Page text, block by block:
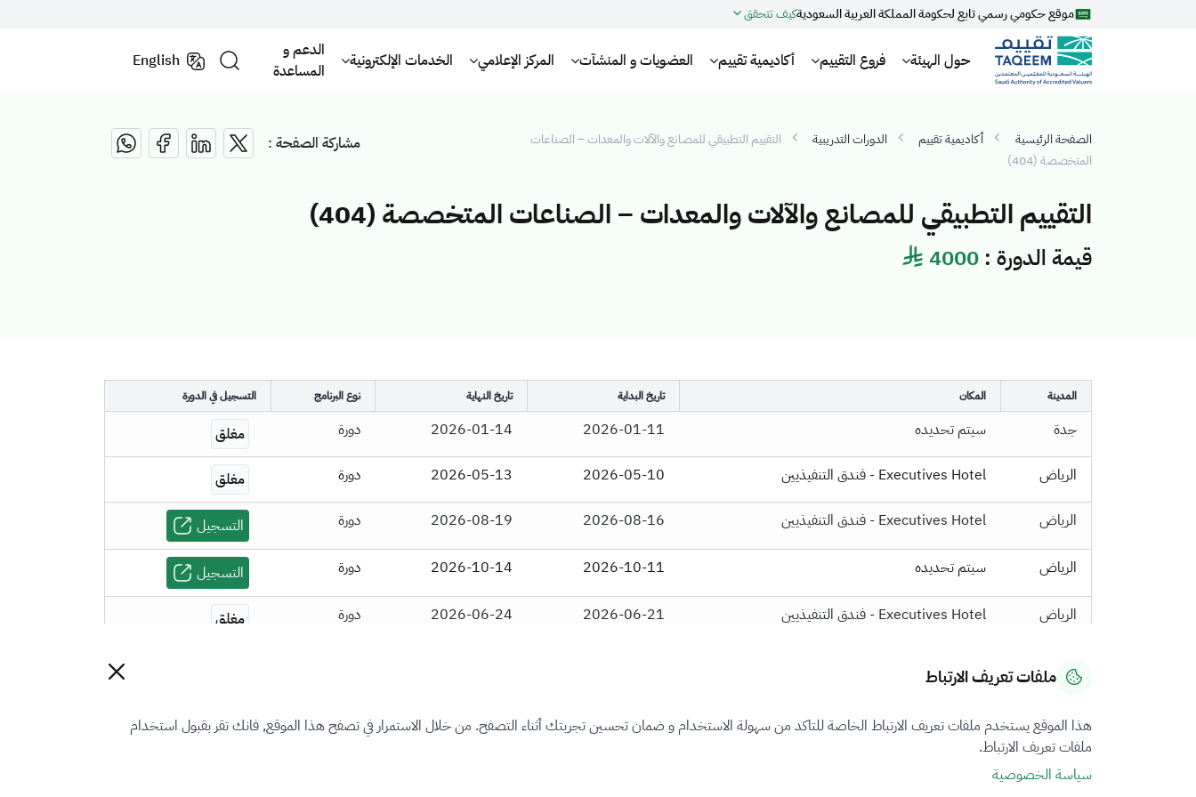
موقع حكومي رسمي تابع لحكومة المملكة العربية السعوديةكيف تتحقق
حول الهيئة فروع التقييم أكاديمية تقييم العضويات و المنشآت المركز الإعلامي الخدمات الإلكترونية
الدعم و
المساعدة
English
الصفحة الرئيسية أكاديمية تقييم الدورات التدريبية
التقييم التطبيقي للمصانع والآلات والمعدات – الصناعات
المتخصصة (404)
مشاركة الصفحة :
التقييم التطبيقي للمصانع والآلات والمعدات – الصناعات المتخصصة (404)
قيمة الدورة : 4000
المدينة المكان تاريخ البداية تاريخ النهاية نوع البرنامج التسجيل في الدورة
جدة سيتم تحديده 2026-01-11
2026-01-14 دورة
مغلق
الرياض
Executives Hotel - فندق التنفيذيين 2026-05-10
2026-05-13 دورة
مغلق
الرياض
Executives Hotel - فندق التنفيذيين 2026-08-16
2026-08-19 دورة
التسجيل
الرياض
سيتم تحديده 2026-10-11
2026-10-14 دورة
التسجيل
الرياض
Executives Hotel - فندق التنفيذيين 2026-06-21
2026-06-24 دورة مغلق
التعليقات والاقتراحات
ملفات تعريف الارتباط
هذا الموقع يستخدم ملفات تعريف الارتباط الخاصة للتاكد من سهولة الاستخدام و ضمان تحسين تجربتك أثناء التصفح. من خلال الاستمرار في تصفح هذا الموقع, فانك تقر بقبول استخدام
ملفات تعريف الارتباط.
سياسة الخصوصية